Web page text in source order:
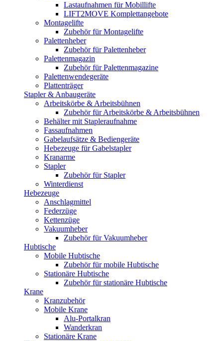
Lastaufnahmen für Mobillifte
LIFT2MOVE Komplettangebote
Montagelifte
Zubehör für Montagelifte
Palettenheber
Zubehör für Palettenheber
Palettenmagazin
Zubehör für Palettenmagazine
Palettenwendegeräte
Plattenträger
Stapler & Anbaugeräte
Arbeitskörbe & Arbeitsbühnen
Zubehör für Arbeitskörbe & Arbeitsbühnen
Behälter mit Stapleraufnahme
Fassaufnahmen
Gabelaufsätze & Bediengeräte
Hebezeuge für Gabelstapler
Kranarme
Stapler
Zubehör für Stapler
Winterdienst
Hebezeuge
Anschlagmittel
Federzüge
Kettenzüge
Vakuumheber
Zubehör für Vakuumheber
Hubtische
Mobile Hubtische
Zubehör für mobile Hubtische
Stationäre Hubtische
Zubehör für stationäre Hubtische
Krane
Kranzubehör
Mobile Krane
Alu-Portalkran
Wanderkran
Stationäre Krane